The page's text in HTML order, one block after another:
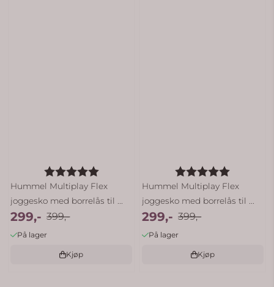
Karakter: 5.0 av 5 mulige
Hummel Multiplay Flex
joggesko med borrelås til ...
299,- 399,-
På lager
Kjøp
Karakter:
Hummel Multiplay Flex
joggesko med borrelås til ...
299,- 399,-
På lager
Kjøp